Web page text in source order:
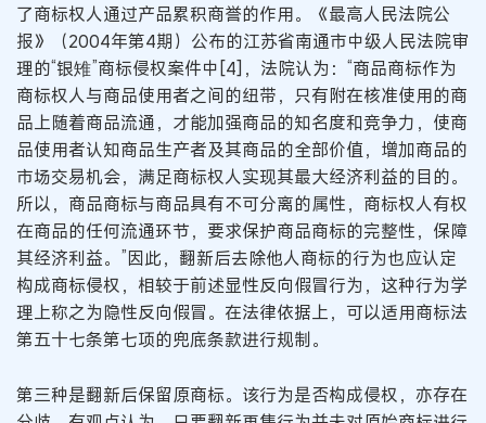
了商标权人通过产品累积商誉的作用。《最高人民法院公
报》（2004年第4期）公布的江苏省南通市中级人民法院审
理的“银雉”商标侵权案件中[4]，法院认为：“商品商标作为
商标权人与商品使用者之间的纽带，只有附在核准使用的商
品上随着商品流通，才能加强商品的知名度和竞争力，使商
品使用者认知商品生产者及其商品的全部价值，增加商品的
市场交易机会，满足商标权人实现其最大经济利益的目的。
所以，商品商标与商品具有不可分离的属性，商标权人有权
在商品的任何流通环节，要求保护商品商标的完整性，保障
其经济利益。”因此，翻新后去除他人商标的行为也应认定
构成商标侵权，相较于前述显性反向假冒行为，这种行为学
理上称之为隐性反向假冒。在法律依据上，可以适用商标法
第五十七条第七项的兜底条款进行规制。
第三种是翻新后保留原商标。该行为是否构成侵权，亦存在